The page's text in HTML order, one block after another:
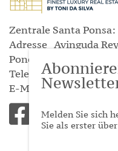
Zentrale Santa Ponsa:
Adresse Avinguda
Ponça
Telefon
(+34) 871
E-Mail
Melden Sie sich
Sie als erster